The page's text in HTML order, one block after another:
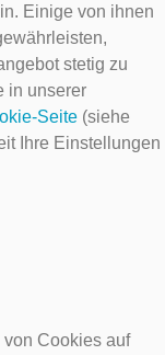
Einige von ihnen
stetig zu
in unserer
Seite (siehe
Ihre Einstellungen
Cookies auf